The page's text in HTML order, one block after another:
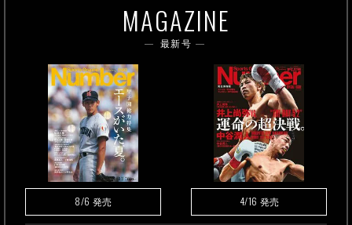
MAGAZINE
最新号
8/6 発売 4/16 発売